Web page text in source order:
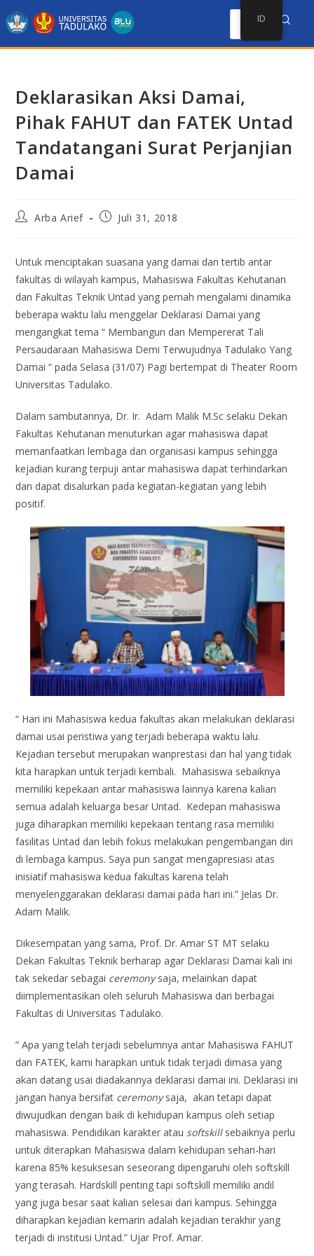
Deklarasikan Aksi Damai,
Pihak FAHUT dan FATEK Untad
Tandatangani Surat Perjanjian
Damai
Arba Arief Juli 31, 2018
Untuk menciptakan suasana yang damai dan tertib antar
fakultas di wilayah kampus, Mahasiswa Fakultas Kehutanan
dan Fakultas Teknik Untad yang pernah mengalami dinamika
beberapa waktu lalu menggelar Deklarasi Damai yang
mengangkat tema “ Membangun dan Mempererat Tali
Persaudaraan Mahasiswa Demi Terwujudnya Tadulako Yang
Damai ” pada Selasa (31/07) Pagi bertempat di Theater Room
Universitas Tadulako.
Dalam sambutannya, Dr. Ir. Adam Malik M.Sc selaku Dekan
Fakultas Kehutanan menuturkan agar mahasiswa dapat
memanfaatkan lembaga dan organisasi kampus sehingga
kejadian kurang terpuji antar mahasiswa dapat terhindarkan
dan dapat disalurkan pada kegiatan-kegiatan yang lebih
positif.
“ Hari ini Mahasiswa kedua fakultas akan melakukan deklarasi
damai usai peristiwa yang terjadi beberapa waktu lalu.
Kejadian tersebut merupakan wanprestasi dan hal yang tidak
kita harapkan untuk terjadi kembali. Mahasiswa sebaiknya
memiliki kepekaan antar mahasiswa lainnya karena kalian
semua adalah keluarga besar Untad. Kedepan mahasiswa
juga diharapkan memiliki kepekaan tentang rasa memiliki
fasilitas Untad dan lebih fokus melakukan pengembangan diri
di lembaga kampus. Saya pun sangat mengapresiasi atas
inisiatif mahasiswa kedua fakultas karena telah
menyelenggarakan deklarasi damai pada hari ini.” Jelas Dr.
Adam Malik.
Dikesempatan yang sama, Prof. Dr. Amar ST MT selaku
Dekan Fakultas Teknik berharap agar Deklarasi Damai kali ini
tak sekedar sebagai ceremonysaja, melainkan dapat
diimplementasikan oleh seluruh Mahasiswa dari berbagai
Fakultas di Universitas Tadulako.
” Apa yang telah terjadi sebelumnya antar Mahasiswa FAHUT
dan FATEK, kami harapkan untuk tidak terjadi dimasa yang
akan datang usai diadakannya deklarasi damai ini. Deklarasi ini
jangan hanya bersifat ceremonysaja, akan tetapi dapat
diwujudkan dengan baik di kehidupan kampus oleh setiap
mahasiswa. Pendidikan karakter atau softskillsebaiknya perlu
untuk diterapkan Mahasiswa dalam kehidupan sehari-hari
karena 85% kesuksesan seseorang dipengaruhi oleh softskill
yang terasah. Hardskill penting tapi softskill memiliki andil
yang juga besar saat kalian selesai dari kampus. Sehingga
diharapkan kejadian kemarin adalah kejadian terakhir yang
terjadi di institusi Untad.” Ujar Prof. Amar.
ID